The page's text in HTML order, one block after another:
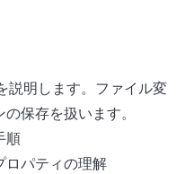
説明します。ファイル変
保存を扱います。
順
パティの理解